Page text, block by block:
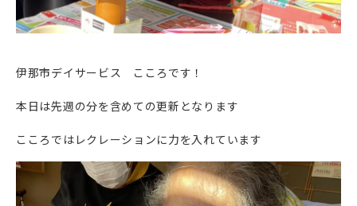
伊那市デイサービス こころです！
本日は先週の分を含めての更新となります
こころではレクレーションに力を入れています